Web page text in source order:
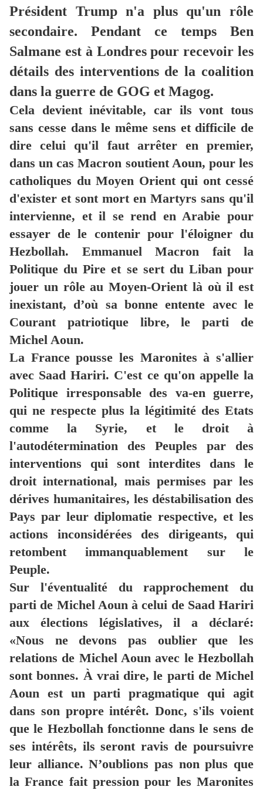
Président Trump n'a plus qu'un rôle
secondaire. Pendant ce temps Ben
Salmane est à Londres pour recevoir les
détails des interventions de la coalition
dans la guerre de GOG et Magog.
Cela devient inévitable, car ils vont tous
sans cesse dans le même sens et difficile de
dire celui qu'il faut arrêter en premier,
dans un cas Macron soutient Aoun, pour les
catholiques du Moyen Orient qui ont cessé
d'exister et sont mort en Martyrs sans qu'il
intervienne, et il se rend en Arabie pour
essayer de le contenir pour l'éloigner du
Hezbollah. Emmanuel Macron fait la
Politique du Pire et se sert du Liban pour
jouer un rôle au Moyen-Orient là où il est
inexistant, d’où sa bonne entente avec le
Courant patriotique libre, le parti de
Michel Aoun.
La France pousse les Maronites à s'allier
avec Saad Hariri. C'est ce qu'on appelle la
Politique irresponsable des va-en guerre,
qui ne respecte plus la légitimité des Etats
comme la Syrie, et le droit à
l'autodétermination des Peuples par des
interventions qui sont interdites dans le
droit international, mais permises par les
dérives humanitaires, les déstabilisation des
Pays par leur diplomatie respective, et les
actions inconsidérées des dirigeants, qui
retombent immanquablement sur le
Peuple.
Sur l'éventualité du rapprochement du
parti de Michel Aoun à celui de Saad Hariri
aux élections législatives, il a déclaré:
«Nous ne devons pas oublier que les
relations de Michel Aoun avec le Hezbollah
sont bonnes. À vrai dire, le parti de Michel
Aoun est un parti pragmatique qui agit
dans son propre intérêt. Donc, s'ils voient
que le Hezbollah fonctionne dans le sens de
ses intérêts, ils seront ravis de poursuivre
leur alliance. N’oublions pas non plus que
la France fait pression pour les Maronites